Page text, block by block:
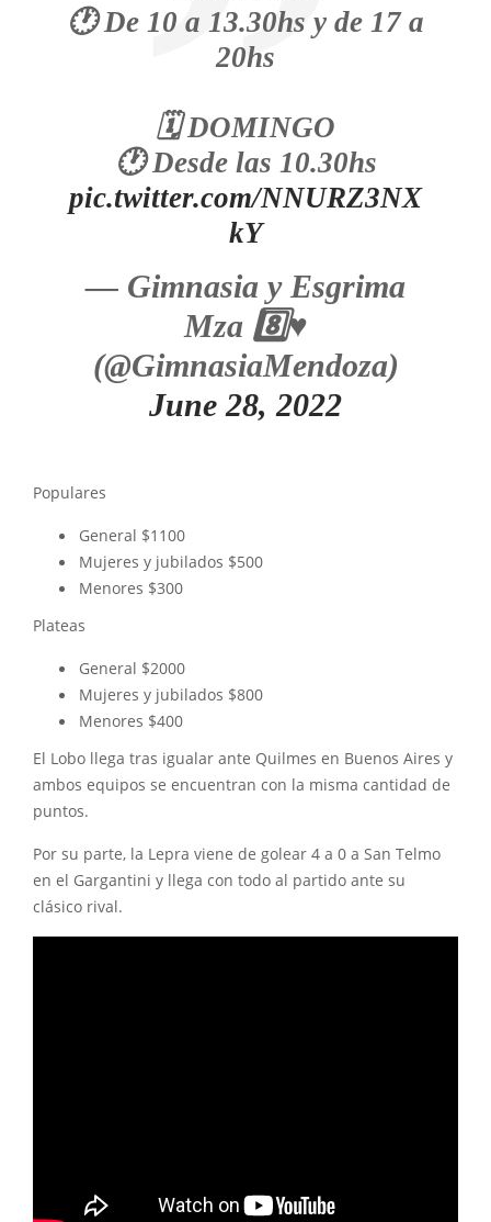
🕐 De 10 a 13.30hs y de 17 a
20hs
🗓️ DOMINGO
🕐 Desde las 10.30hs
pic.twitter.com/NNURZ3NX
kY
— Gimnasia y Esgrima
Mza 8️⃣♥️
(@GimnasiaMendoza)
June 28, 2022
Populares
General $1100
Mujeres y jubilados $500
Menores $300
Plateas
General $2000
Mujeres y jubilados $800
Menores $400
El Lobo llega tras igualar ante Quilmes en Buenos Aires y
ambos equipos se encuentran con la misma cantidad de
puntos.
Por su parte, la Lepra viene de golear 4 a 0 a San Telmo
en el Gargantini y llega con todo al partido ante su
clásico rival.